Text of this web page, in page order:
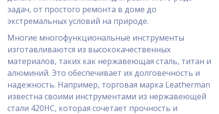
задач, от простого ремонта в доме до
экстремальных условий на природе.
Многие многофункциональные инструменты
изготавливаются из высококачественных
материалов, таких как нержавеющая сталь, титан и
алюминий. Это обеспечивает их долговечность и
надежность. Например, торговая марка Leatherman
известна своими инструментами из нержавеющей
стали 420HC, которая сочетает прочность и